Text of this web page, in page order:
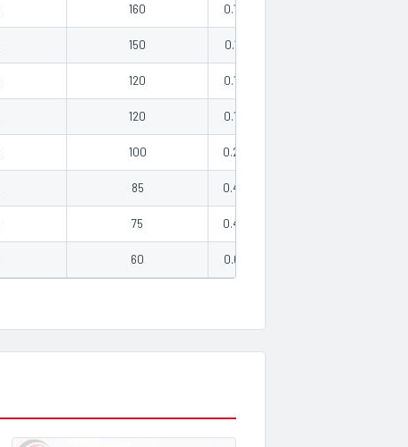
160 0.14
150 0.17
120 0.19
120 0.19
100 0.26
85 0.43
75 0.49
60 0.61